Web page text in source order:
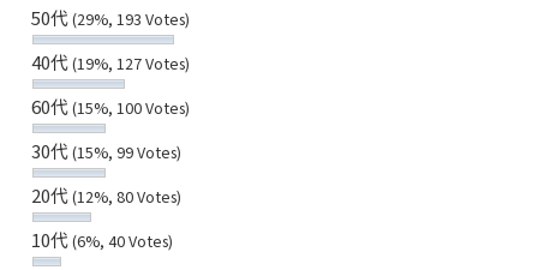
50代(29%, 193 Votes)
40代(19%, 127 Votes)
60代(15%, 100 Votes)
30代(15%, 99 Votes)
20代(12%, 80 Votes)
10代(6%, 40 Votes)